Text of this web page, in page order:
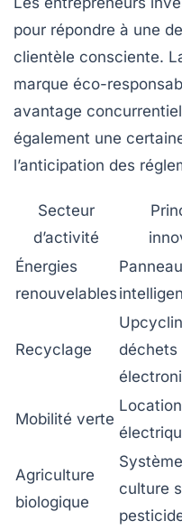
pour répondre à une
clientèle consciente.
marque éco-
avantage
également une
l’anticipation des
Secteur
d’activité
Énergies
renouvelables
Recyclage
déchets
Mobilité verte
Agriculture
biologique
culture